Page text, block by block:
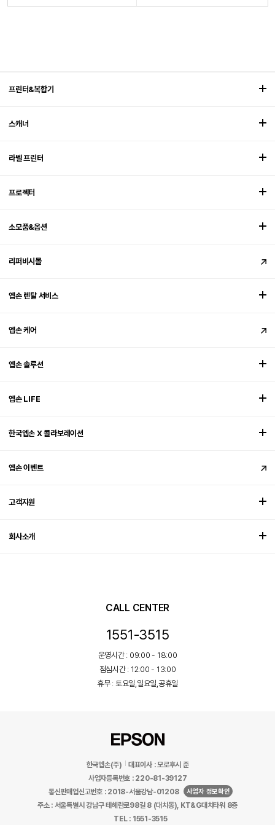
프린터&복합기
스캐너
라벨 프린터
프로젝터
소모품&옵션
리퍼비시몰
엡손 렌탈 서비스
엡손 케어
엡손 솔루션
엡손 LIFE
한국엡손 X 콜라보레이션
엡손 이벤트
고객지원
회사소개
CALL CENTER
1551-3515
운영시간 : 09:00 - 18:00
점심시간 : 12:00 - 13:00
휴무 : 토요일,일요일,공휴일
한국엡손(주)
대표이사 : 모로후시 준
사업자등록번호 : 220-81-39127
통신판매업신고번호 : 2018-서울강남-01208
사업자 정보확인
주소 : 서울특별시 강남구 테헤란로98길 8 (대치동), KT&G대치타워 8층
TEL : 1551-3515